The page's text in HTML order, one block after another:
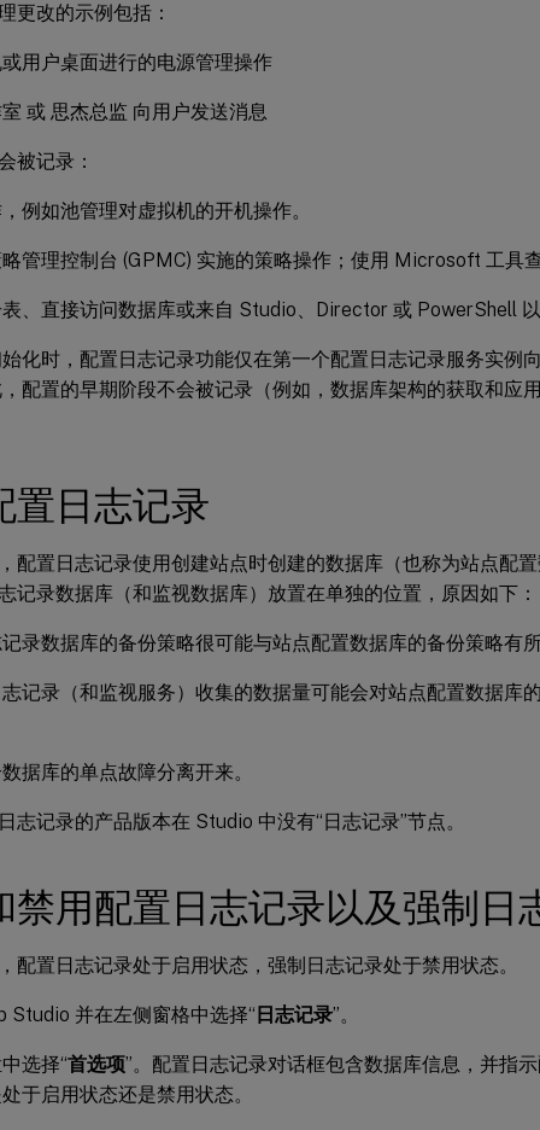
更改的示例包括：
用户桌面进行的电源管理操作
或 思杰总监 向用户发送消息
被记录：
例如池管理对虚拟机的开机操作。
管理控制台 (GPMC) 实施的策略操作；使用 Microsoft 工具
、直接访问数据库或来自 Studio、Director 或 PowerShell
化时，配置日志记录功能仅在第一个配置日志记录服务实例
配置的早期阶段不会被记录（例如，数据库架构的获取和应
置日志记录
配置日志记录使用创建站点时创建的数据库（也称为站点配
记录数据库（和监视数据库）放置在单独的位置，原因如下：
录数据库的备份策略很可能与站点配置数据库的备份策略有
记录（和监视服务）收集的数据量可能会对站点配置数据库
据库的单点故障分离开来。
志记录的产品版本在 Studio 中没有“日志记录”节点。
禁用配置日志记录以及强制日
配置日志记录处于启用状态，强制日志记录处于禁用状态。
Studio 并在左侧窗格中选择“ 日志记录”。
选择“首选项”。配置日志记录对话框包含数据库信息，并指
于启用状态还是禁用状态。